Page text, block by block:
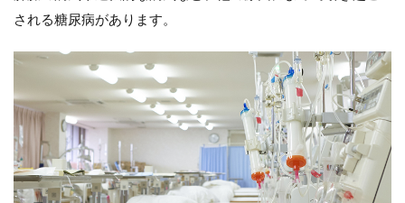
と
病の
主な
合併
症
5
糖
される糖尿病があります。